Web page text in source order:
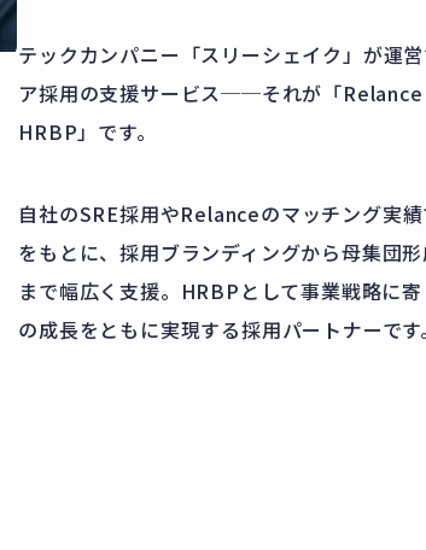
テックカンパニー「スリーシェイク」が運
ア採用の支援サービス──それが「Relance
HRBP」です。
自社のSRE採用やRelanceのマッチング実
をもとに、採用ブランディングから母集団
まで幅広く支援。HRBPとして事業戦略に
の成長をともに実現する採用パートナーです。